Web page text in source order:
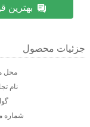
بهترین
جزئیات محصول
محل
نام
شماره